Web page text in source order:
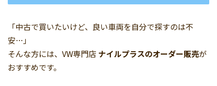
「中古で買いたいけど、良い車両を自分で探すのは不
安…」
そんな方には、VW専門店 ナイルプラスのオーダー販売が
おすすめです。